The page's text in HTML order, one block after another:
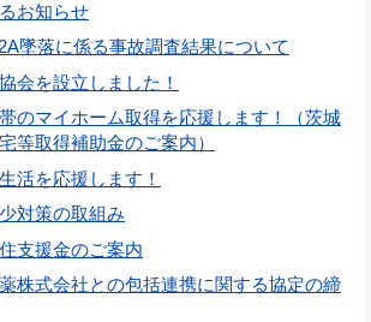
お知らせ
墜落に係る事故調査結果について
会を設立しました！
のマイホーム取得を応援します！（茨城
等取得補助金のご案内）
活を応援します！
対策の取組み
支援金のご案内
株式会社との包括連携に関する協定の締